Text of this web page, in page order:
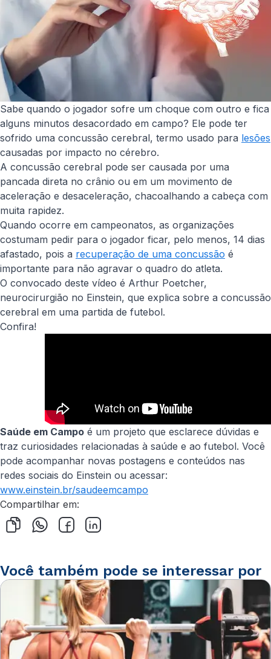
Sabe quando o jogador sofre um choque com outro e fica
alguns minutos desacordado em campo? Ele pode ter
sofrido uma concussão cerebral, termo usado para lesões
causadas por impacto no cérebro.
A concussão cerebral pode ser causada por uma
pancada direta no crânio ou em um movimento de
aceleração e desaceleração, chacoalhando a cabeça com
muita rapidez.
Quando ocorre em campeonatos, as organizações
costumam pedir para o jogador ficar, pelo menos, 14 dias
afastado, pois a recuperação de uma concussão é
importante para não agravar o quadro do atleta.
O convocado deste vídeo é Arthur Poetcher,
neurocirurgião no Einstein, que explica sobre a concussão
cerebral em uma partida de futebol.
Confira!
Saúde em Campo é um projeto que esclarece dúvidas e
traz curiosidades relacionadas à saúde e ao futebol. Você
pode acompanhar novas postagens e conteúdos nas
redes sociais do Einstein ou acessar:
www.einstein.br/saudeemcampo
Compartilhar em:
Você também pode se interessar por